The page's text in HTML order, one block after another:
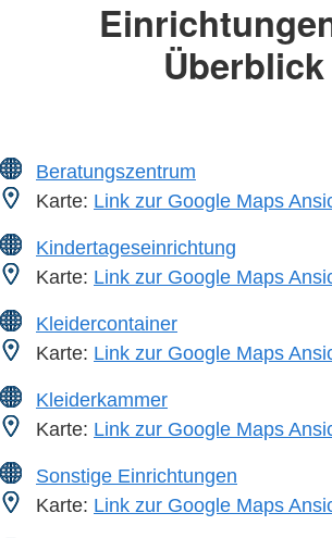
Überblick
Beratungszentrum
Karte: Link zur Google Maps
Kindertageseinrichtung
Karte: Link zur Google Maps
Kleidercontainer
Karte: Link zur Google Maps
Kleiderkammer
Karte: Link zur Google Maps
Sonstige Einrichtungen
Karte: Link zur Google Maps